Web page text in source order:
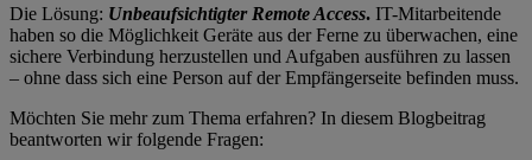
Die Lösung: Unbeaufsichtigter Remote Access. IT-Mitarbeitende
haben so die Möglichkeit Geräte aus der Ferne zu überwachen, eine
sichere Verbindung herzustellen und Aufgaben ausführen zu lassen
– ohne dass sich eine Person auf der Empfängerseite befinden muss.
Möchten Sie mehr zum Thema erfahren? In diesem Blogbeitrag
beantworten wir folgende Fragen: